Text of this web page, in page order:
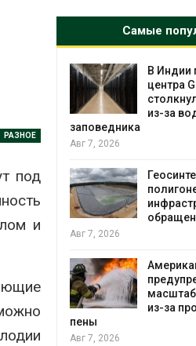
РАЗНОЕ
под
и
Самые
и
в
фоне
В Индии
центра
из-за
заповедника
Авг 7, 2026
Авг 7, 2026
из-за
пены
Авг 7, 2026